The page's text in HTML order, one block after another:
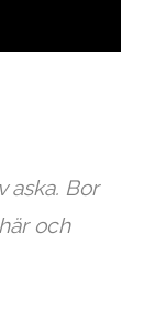
aska. Bor
och